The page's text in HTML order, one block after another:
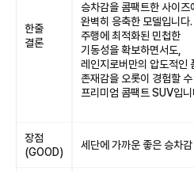
한줄
결론
승차감을 콤팩트한 사이즈
완벽히 응축한 모델입니다.
주행에 최적화된 민첩한
기동성을 확보하면서도,
레인지로버만의 압도적인
존재감을 오롯이 경험할
프리미엄 콤팩트 SUV입니
장점
(GOOD)
세단에 가까운 좋은 승차감